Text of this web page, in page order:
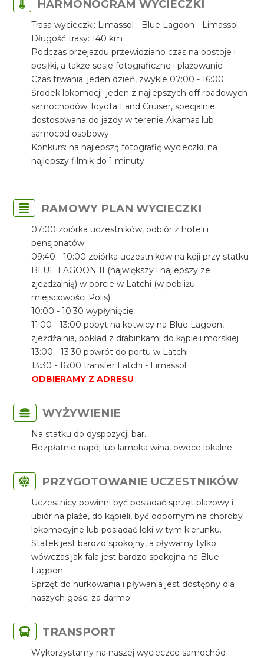
HARMONOGRAM WYCIECZKI
Trasa wycieczki: Limassol - Blue Lagoon - Limassol
Długość trasy: 140 km
Podczas przejazdu przewidziano czas na postoje i
posiłki, a także sesje fotograficzne i plażowanie
Czas trwania: jeden dzień, zwykle 07:00 - 16:00
Środek lokomocji: jeden z najlepszych off roadowych
samochodów Toyota Land Cruiser, specjalnie
dostosowana do jazdy w terenie Akamas lub
samocód osobowy.
Konkurs: na najlepszą fotografię wycieczki, na
najlepszy filmik do 1 minuty
RAMOWY PLAN WYCIECZKI
07:00 zbiórka uczestników, odbiór z hoteli i
pensjonatów
09:40 - 10:00 zbiórka uczestników na keji przy statku
BLUE LAGOON II (największy i najlepszy ze
zjeżdżalnią) w porcie w Latchi (w pobliżu
miejscowości Polis)
10:00 - 10:30 wypłynięcie
11:00 - 13:00 pobyt na kotwicy na Blue Lagoon,
zjeżdżalnia, pokład z drabinkami do kąpieli morskiej
13:00 - 13:30 powrót do portu w Latchi
13:30 - 16:00 transfer Latchi - Limassol
ODBIERAMY Z ADRESU
WYŻYWIENIE
Na statku do dyspozycji bar.
Bezpłatnie napój lub lampka wina, owoce lokalne.
PRZYGOTOWANIE UCZESTNIKÓW
Uczestnicy powinni być posiadać sprzęt plażowy i
ubiór na plaże, do kąpieli, być odpornym na choroby
lokomocyjne lub posiadać leki w tym kierunku.
Statek jest bardzo spokojny, a pływamy tylko
wówczas jak fala jest bardzo spokojna na Blue
Lagoon.
Sprzęt do nurkowania i pływania jest dostępny dla
naszych gości za darmo!
TRANSPORT
Wykorzystamy na naszej wycieczce samochód